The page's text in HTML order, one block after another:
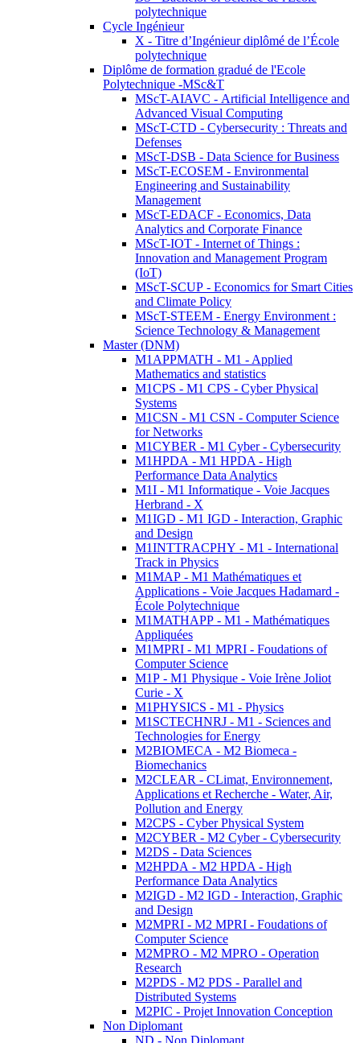
polytechnique
Cycle Ingénieur
X - Titre d’Ingénieur diplômé de l’École
polytechnique
Diplôme de formation gradué de l'Ecole
Polytechnique -MSc&T
MScT-AIAVC - Artificial Intelligence and
Advanced Visual Computing
MScT-CTD - Cybersecurity : Threats and
Defenses
MScT-DSB - Data Science for Business
MScT-ECOSEM - Environmental
Engineering and Sustainability
Management
MScT-EDACF - Economics, Data
Analytics and Corporate Finance
MScT-IOT - Internet of Things :
Innovation and Management Program
(IoT)
MScT-SCUP - Economics for Smart Cities
and Climate Policy
MScT-STEEM - Energy Environment :
Science Technology & Management
Master (DNM)
M1APPMATH - M1 - Applied
Mathematics and statistics
M1CPS - M1 CPS - Cyber Physical
Systems
M1CSN - M1 CSN - Computer Science
for Networks
M1CYBER - M1 Cyber - Cybersecurity
M1HPDA - M1 HPDA - High
Performance Data Analytics
M1I - M1 Informatique - Voie Jacques
Herbrand - X
M1IGD - M1 IGD - Interaction, Graphic
and Design
M1INTTRACPHY - M1 - International
Track in Physics
M1MAP - M1 Mathématiques et
Applications - Voie Jacques Hadamard -
École Polytechnique
M1MATHAPP - M1 - Mathématiques
Appliquées
M1MPRI - M1 MPRI - Foudations of
Computer Science
M1P - M1 Physique - Voie Irène Joliot
Curie - X
M1PHYSICS - M1 - Physics
M1SCTECHNRJ - M1 - Sciences and
Technologies for Energy
M2BIOMECA - M2 Biomeca -
Biomechanics
M2CLEAR - CLimat, Environnement,
Applications et Recherche - Water, Air,
Pollution and Energy
M2CPS - Cyber Physical System
M2CYBER - M2 Cyber - Cybersecurity
M2DS - Data Sciences
M2HPDA - M2 HPDA - High
Performance Data Analytics
M2IGD - M2 IGD - Interaction, Graphic
and Design
M2MPRI - M2 MPRI - Foudations of
Computer Science
M2MPRO - M2 MPRO - Operation
Research
M2PDS - M2 PDS - Parallel and
Distributed Systems
M2PIC - Projet Innovation Conception
Non Diplomant
ND - Non Diplomant